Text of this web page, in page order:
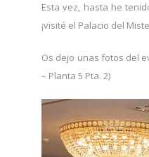
Esta vez, hasta he
¡visité el Palacio del
Os dejo unas fotos del
– Planta 5 Pta. 2)